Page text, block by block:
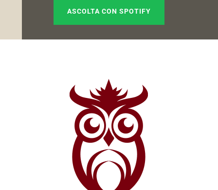
ASCOLTA CON SPOTIFY